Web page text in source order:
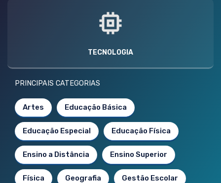
TECNOLOGIA
PRINCIPAIS CATEGORIAS
Artes Educação Básica
Educação Especial Educação Física
Ensino a Distância Ensino Superior
Física Geografia Gestão Escolar